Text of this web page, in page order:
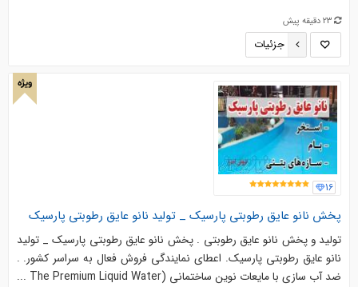
23 دقیقه پیش
جزئیات
ویژه
16
پخش نانو عایق رطوبتی پارسیک _ تولید نانو عایق رطوبتی پارسیک
تولید و پخش نانو عایق رطوبتی . پخش نانو عایق رطوبتی پارسیک _ تولید
نانو عایق رطوبتی پارسیک. اعطای نمایندگی فروش فعال به سراسر کشور. .
ضد آب سازی با مایعات نوین ساختمانی (The Premium Liquid Water ...